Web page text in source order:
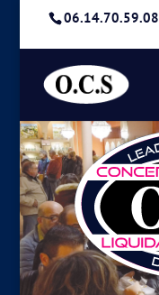
06.14.70.59.08